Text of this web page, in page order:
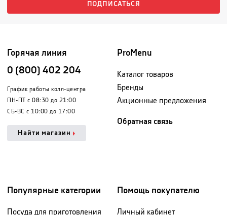
ПОДПИСАТЬСЯ
Горячая линия
0 (800) 402 204
График работы колл-центра
ПН-ПТ с 08:30 до 21:00
СБ-ВС с 10:00 до 17:00
Найти магазин
ProMenu
Каталог товаров
Бренды
Акционные предложения
Обратная связь
Популярные категории
Посуда для приготовления
Помощь покупателю
Личный кабинет